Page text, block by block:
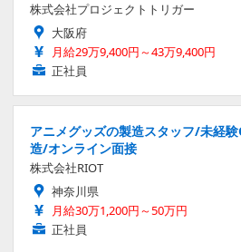
株式会社プロジェクトトリガー
大阪府
月給29万9,400円～43万9,400円
正社員
アニメグッズの製造スタッフ/未経
造/オンライン面接
株式会社RIOT
神奈川県
月給30万1,200円～50万円
正社員